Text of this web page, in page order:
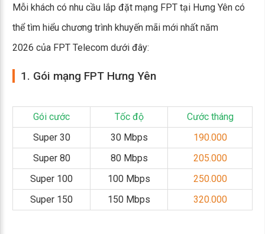
Mỗi khách có nhu cầu lắp đặt mạng FPT tại Hưng Yên có
thể tìm hiểu chương trình khuyến mãi mới nhất năm
2026 của FPT Telecom dưới đây:
1. Gói mạng FPT Hưng Yên
Gói cước Tốc độ
Cước tháng
Super 30
30 Mbps
190.000
Super 80
80 Mbps
205.000
Super 100
100 Mbps
250.000
Super 150
150 Mbps 320.000